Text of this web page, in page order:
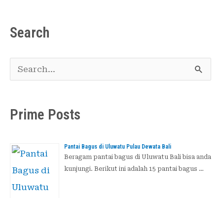
Search
i
n
t
u
Prime Posts
Pantai Bagus di Uluwatu Pulau Dewata Bali
Beragam pantai bagus di Uluwatu Bali bisa anda
kunjungi. Berikut ini adalah 15 pantai bagus …